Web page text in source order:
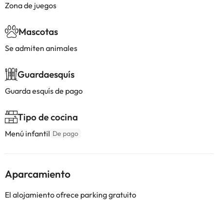
Zona de juegos
Mascotas
Se admiten animales
Guardaesquís
Guarda esquís de pago
Tipo de cocina
Menú infantil De pago
Aparcamiento
El alojamiento ofrece parking gratuito